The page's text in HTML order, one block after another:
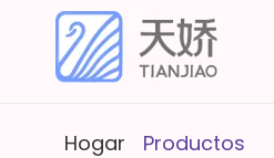
Hogar Productos